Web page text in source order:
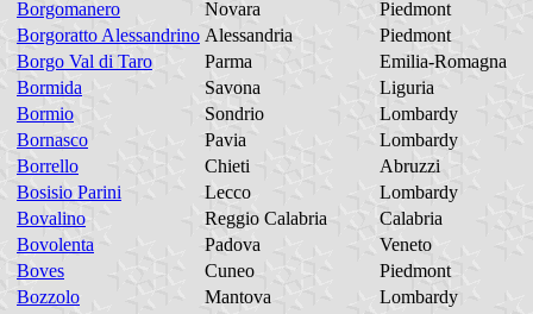
Borgomanero
Novara
Piedmont
Borgoratto Alessandrino Alessandria
Piedmont
Borgo Val di Taro
Parma
Emilia-Romagna
Bormida
Savona
Liguria
Bormio
Sondrio
Lombardy
Bornasco
Pavia
Lombardy
Borrello
Chieti
Abruzzi
Bosisio Parini
Lecco
Lombardy
Bovalino
Reggio Calabria
Calabria
Bovolenta
Padova
Veneto
Boves
Cuneo
Piedmont
Bozzolo
Mantova
Lombardy